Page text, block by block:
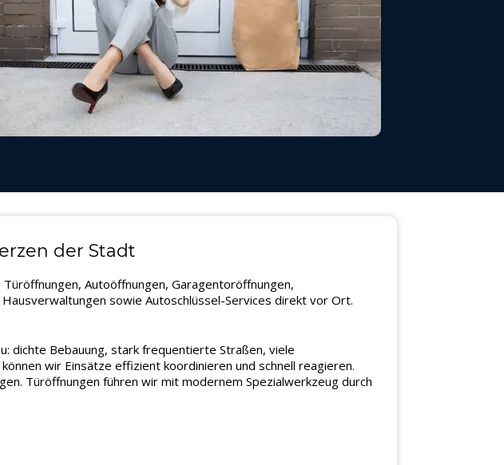
der Stadt
Autoöffnungen, Garagentoröffnungen,
sowie Autoschlüssel-Services direkt vor Ort.
dichte Bebauung, stark frequentierte Straßen, viele
wir Einsätze effizient koordinieren und schnell reagieren.
Türöffnungen führen wir mit modernem Spezialwerkzeug durch